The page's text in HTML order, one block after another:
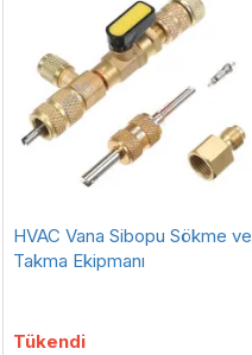
HVAC Vana Sibopu Sökme ve
Takma Ekipmanı
Tükendi